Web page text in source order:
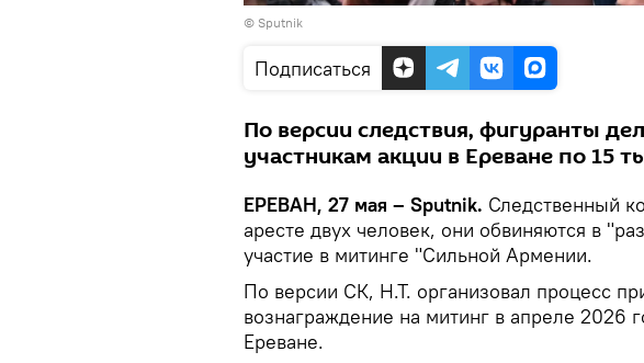
© Sputnik
Подписаться
По версии следствия, фигуранты
участникам акции в Ереване по 15
ЕРЕВАН, 27 мая – Sputnik․ Следственный
аресте двух человек, они обвиняются в
участие в митинге "Сильной Армении.
По версии СК, Н.Т. организовал процесс
вознаграждение на митинг в апреле 2026
Ереване.